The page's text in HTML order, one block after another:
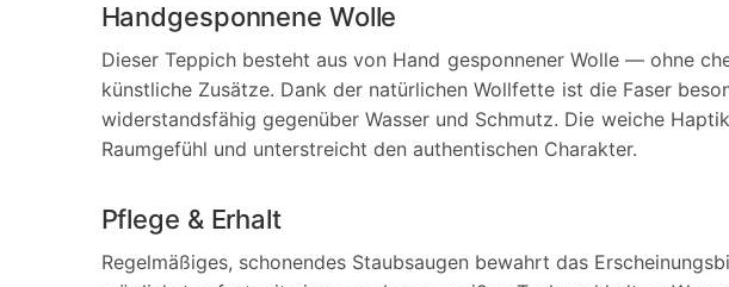
Handgesponnene Wolle
Dieser Teppich besteht aus von Hand gesponnener Wolle — ohne
künstliche Zusätze. Dank der natürlichen Wollfette ist die Faser
widerstandsfähig gegenüber Wasser und Schmutz. Die weiche
Raumgefühl und unterstreicht den authentischen Charakter.
Pflege & Erhalt
Regelmäßiges, schonendes Staubsaugen bewahrt das